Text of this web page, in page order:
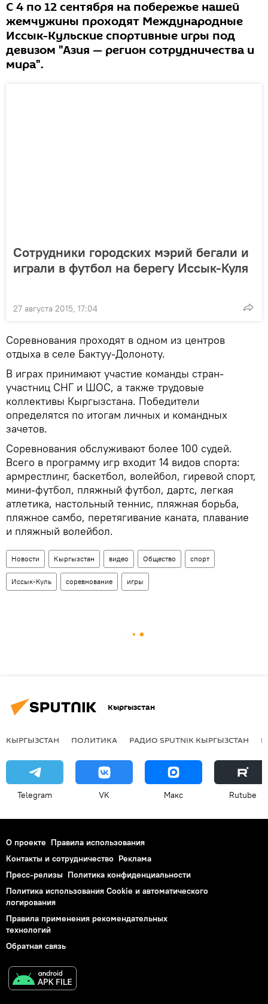
С 4 по 12 сентября на побережье нашей
жемчужины проходят Международные
Иссык-Кульские спортивные игры под
девизом "Азия — регион сотрудничества и
мира".
Сотрудники городских мэрий бегали и
играли в футбол на берегу Иссык-Куля
27 августа 2015, 17:04
Соревнования проходят в одном из центров
отдыха в селе Бактуу-Долоноту.
В играх принимают участие команды стран-
участниц СНГ и ШОС, а также трудовые
коллективы Кыргызстана. Победители
определятся по итогам личных и командных
зачетов.
Соревнования обслуживают более 100 судей.
Всего в программу игр входит 14 видов спорта:
армрестлинг, баскетбол, волейбол, гиревой спорт,
мини-футбол, пляжный футбол, дартс, легкая
атлетика, настольный теннис, пляжная борьба,
пляжное самбо, перетягивание каната, плавание
и пляжный волейбол.
Новости Кыргызстан видео Общество спорт
Иссык-Куль соревнование игры
Кыргызстан
КЫРГЫЗСТАН ПОЛИТИКА РАДИО SPUTNIK КЫРГЫЗСТАН
Telegram VK Макс Rutube
О проекте Правила использования
Контакты и сотрудничество Реклама
Пресс-релизы Политика конфиденциальности
Политика использования Cookie и автоматического
логирования
Правила применения рекомендательных
технологий
Обратная связь